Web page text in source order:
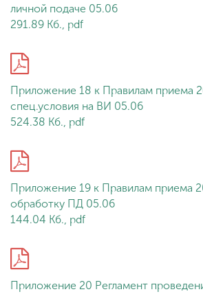
личной подаче 05.06
291.89 Кб., pdf
Приложение 18 к Правилам приема
спец.условия на ВИ 05.06
524.38 Кб., pdf
Приложение 19 к Правилам приема
обработку ПД 05.06
144.04 Кб., pdf
Приложение 20 Регламент